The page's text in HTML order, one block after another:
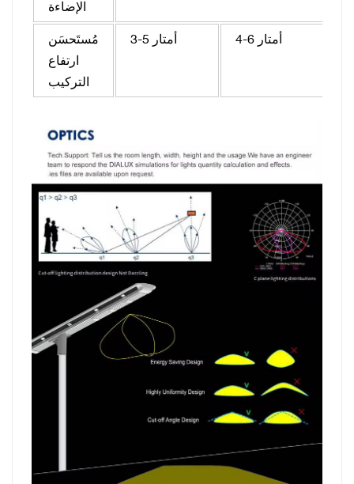
الإضاءة
مُستَحسَن
ارتفاع
التركيب
3-5 أمتار 4-6 أمتار